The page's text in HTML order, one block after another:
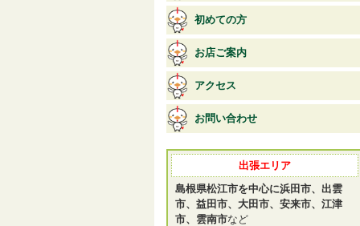
初めての方
お店ご案内
アクセス
お問い合わせ
出張エリア
島根県松江市を中心に浜田市、出雲
市、益田市、大田市、安来市、江津
市、雲南市など